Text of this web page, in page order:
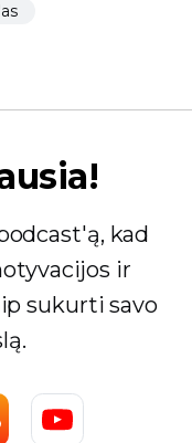
kad
ir
sukurti savo